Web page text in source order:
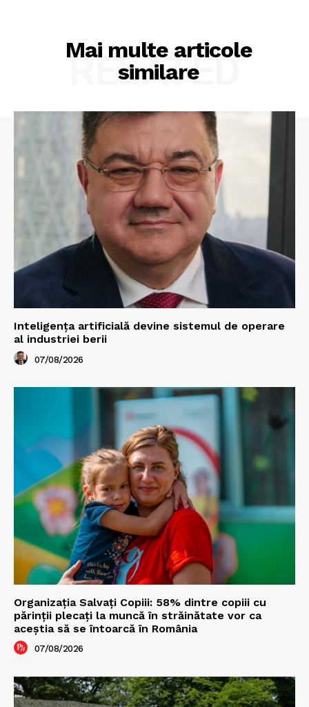
Mai multe articole
similare
RELATED
Inteligența artificială devine sistemul de operare
al industriei berii
07/08/2026
Organizația Salvați Copiii: 58% dintre copiii cu
părinții plecați la muncă în străinătate vor ca
aceștia să se întoarcă în România
07/08/2026